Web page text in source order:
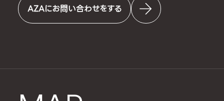
AZAにお問い合わせをする